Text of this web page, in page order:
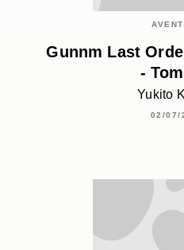
Gunnm Last
-
Yukito
02/07/